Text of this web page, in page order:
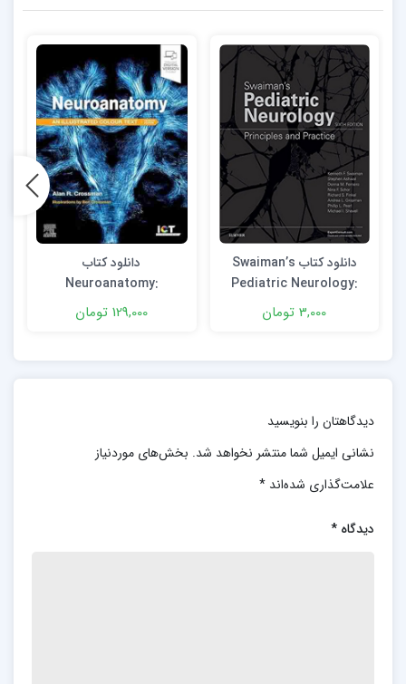
دانلود کتاب Swaiman’s
Pediatric Neurology:
Principles and Practice
6th Edition
3,000 تومان
دانلود کتاب
Neuroanatomy:
Illustrated Colour Text
7th Edition
129,000 تومان
دیدگاهتان را بنویسید
نشانی ایمیل شما منتشر نخواهد شد. بخش‌های موردنیاز
علامت‌گذاری شده‌اند *
دیدگاه *